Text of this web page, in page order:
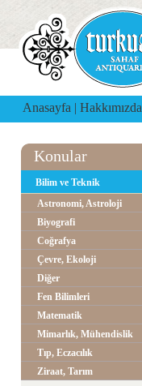
Anasayfa | Hakkımızda
Konular
Bilim ve Teknik
Astronomi, Astroloji
Biyografi
Coğrafya
Çevre, Ekoloji
Diğer
Fen Bilimleri
Matematik
Mimarlık, Mühendislik
Tıp, Eczacılık
Ziraat, Tarım